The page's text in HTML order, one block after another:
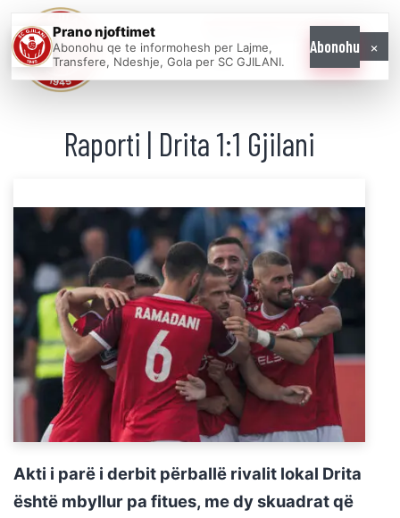
ONE
Raporti | Drita 1:1 Gjilani
Akti i parë i derbit përballë rivalit lokal Drita
është mbyllur pa fitues, me dy skuadrat që
Prano njoftimet
Abonohu qe te informohesh per Lajme,
Transfere, Ndeshje, Gola per SC GJILANI.
Abonohu ×